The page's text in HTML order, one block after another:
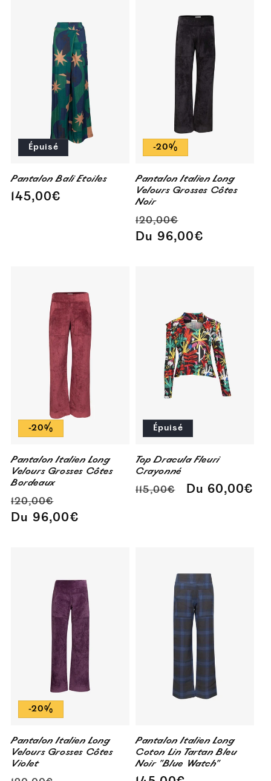
Épuisé
Pantalon Bali Etoiles
Prix
145,00€
-20%
Pantalon Italien Long
Velours Grosses Côtes
Noir
Prix
habituel
120,00€
promotionnel
Du 96,00€
-20%
Pantalon Italien Long
Velours Grosses Côtes
Bordeaux
Prix
habituel
120,00€
promotionnel
Du 96,00€
Épuisé
Top Dracula Fleuri
Crayonné
Prix
115,00€
Prix
Du 60,00€
-20%
Pantalon Italien Long
Velours Grosses Côtes
Violet
Pantalon Italien Long
Coton Lin Tartan Bleu
Noir "Blue Watch"